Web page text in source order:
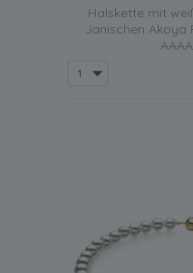
Halskette mit
Janischen Akoya